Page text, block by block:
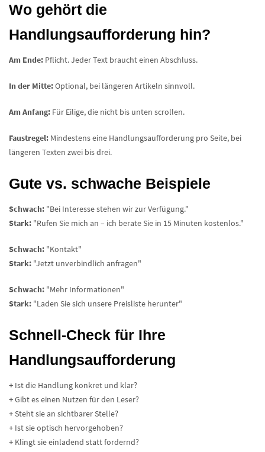
Wo gehört die
Handlungsaufforderung hin?
Am Ende: Pflicht. Jeder Text braucht einen Abschluss.
In der Mitte:Optional, bei längeren Artikeln sinnvoll.
Am Anfang: Für Eilige, die nicht bis unten scrollen.
Faustregel: Mindestens eine Handlungsaufforderung pro Seite, bei
längeren Texten zwei bis drei.
Gute vs. schwache Beispiele
Schwach: "Bei Interesse stehen wir zur Verfügung."
Stark: "Rufen Sie mich an – ich berate Sie in 15 Minuten kostenlos."
Schwach: "Kontakt"
Stark: "Jetzt unverbindlich anfragen"
Schwach: "Mehr Informationen"
Stark: "Laden Sie sich unsere Preisliste herunter"
Schnell-Check für Ihre
Handlungsaufforderung
+ Ist die Handlung konkret und klar?
+Gibt es einen Nutzen für den Leser?
+Steht sie an sichtbarer Stelle?
+ Ist sie optisch hervorgehoben?
+ Klingt sie einladend statt fordernd?